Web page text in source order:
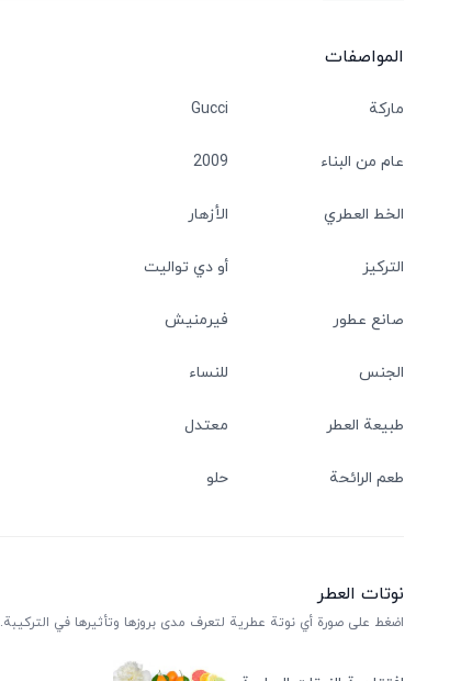
المواصفات
ماركة Gucci
عام من البناء 2009
الخط العطري الأزهار
التركيز أو دي تواليت
صانع عطور فیرمنيش
الجنس للنساء
طبيعة العطر معتدل
طعم الرائحة حلو
نوتات العطر
اضغط على صورة أي نوتة عطرية لتعرف مدى بروزها وتأثيرها في التركيبة.